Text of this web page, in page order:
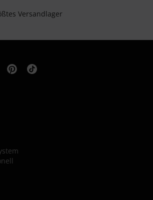
Versandlager